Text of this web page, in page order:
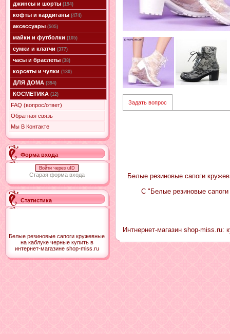
джинсы и шорты (194)
кофты и кардиганы (474)
аксессуары (505)
майки и футболки (105)
сумки и клатчи (377)
часы и браслеты (38)
корсеты и чулки (130)
ДЛЯ ДОМА (394)
КОСМЕТИКА (12)
FAQ (вопрос/ответ)
Обратная связь
Мы В Контакте
Форма входа
Войти через uID
Старая форма входа
Статистика
Белые резиновые сапоги кружевные
на каблуке черные купить в
интернет-магазине shop-miss.ru
Задать вопрос
Белые резиновые сапоги
С "Белые резиновые
Интнернет-магазин shop-miss.ru: